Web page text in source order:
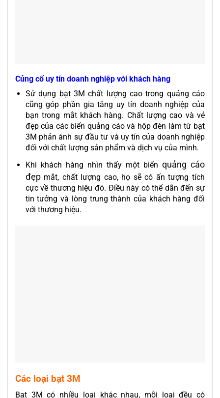
Củng cố uy tín doanh nghiệp với khách hàng
Sử dụng bạt 3M chất lượng cao trong quảng cáo
cũng góp phần gia tăng uy tín doanh nghiệp của
bạn trong mắt khách hàng. Chất lượng cao và vẻ
đẹp của các biển quảng cáo và hộp đèn làm từ bạt
3M phản ánh sự đầu tư và uy tín của doanh nghiệp
đối với chất lượng sản phẩm và dịch vụ của mình.
Khi khách hàng nhìn thấy một biển quảng cáo
đẹpmắt, chất lượng cao, họ sẽ có ấn tượng tích
cực về thương hiệu đó. Điều này có thể dẫn đến sự
tin tưởng và lòng trung thành của khách hàng đối
với thương hiệu.
Các loại bạt 3M
Bạt 3M có nhiều loại khác nhau, mỗi loại đều có